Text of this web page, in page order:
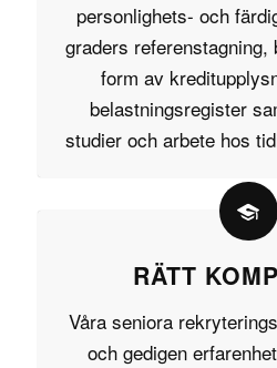
personlighets- och
graders referenstagning,
form av
belastningsregister
studier och arbete hos
RÄTT
Våra seniora
och gedigen